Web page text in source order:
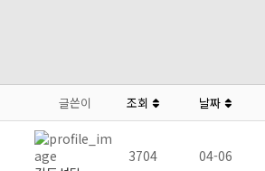
글쓴이 조회 날짜
3704 04-06